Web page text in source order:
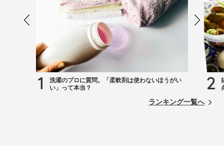
1
洗濯のプロに質問。「柔軟剤は使わないほうがい
い」って本当？
2
ランキング一覧へ